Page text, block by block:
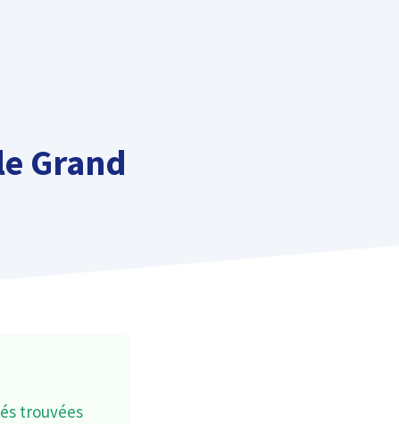
Grand
trouvées